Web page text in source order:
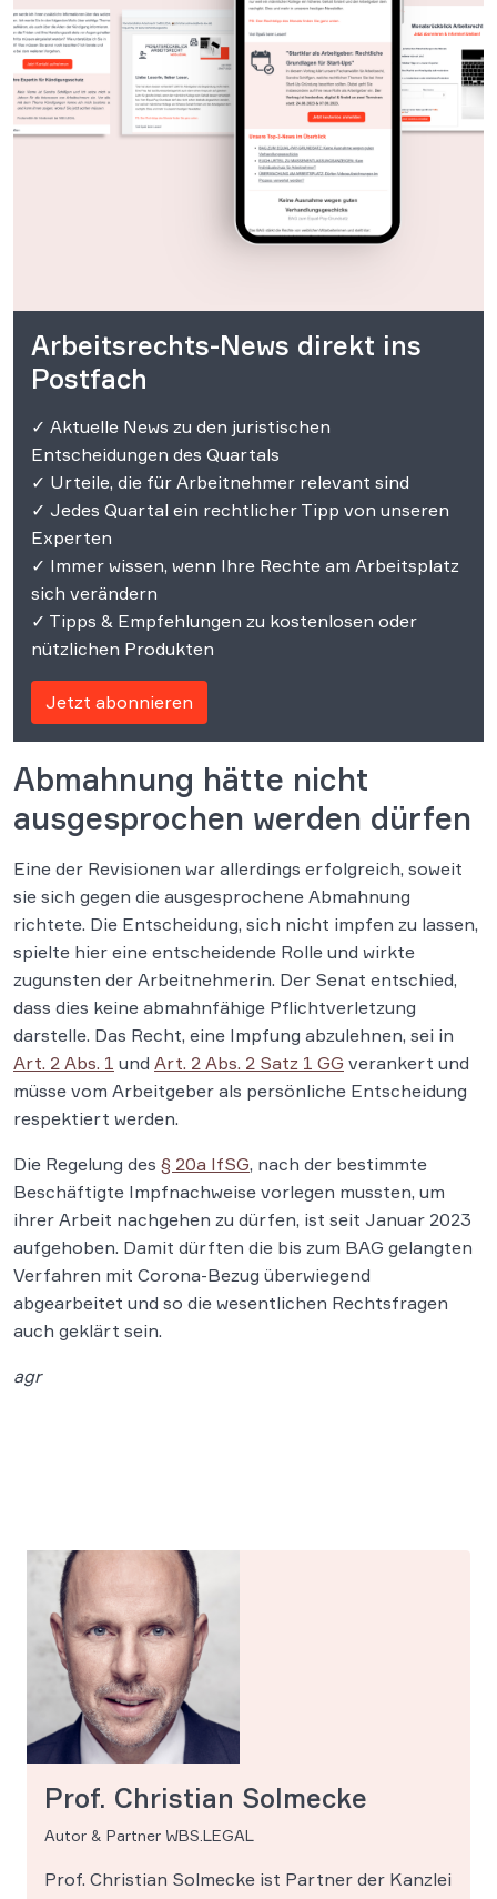
Arbeitsrechts-News direkt ins
Postfach
✓ Aktuelle News zu den juristischen
Entscheidungen des Quartals
✓ Urteile, die für Arbeitnehmer relevant sind
✓ Jedes Quartal ein rechtlicher Tipp von unseren
Experten
✓ Immer wissen, wenn Ihre Rechte am Arbeitsplatz
sich verändern
✓ Tipps & Empfehlungen zu kostenlosen oder
nützlichen Produkten
Jetzt abonnieren
Abmahnung hätte nicht
ausgesprochen werden dürfen
Eine der Revisionen war allerdings erfolgreich, soweit
sie sich gegen die ausgesprochene Abmahnung
richtete. Die Entscheidung, sich nicht impfen zu lassen,
spielte hier eine entscheidende Rolle und wirkte
zugunsten der Arbeitnehmerin. Der Senat entschied,
dass dies keine abmahnfähige Pflichtverletzung
darstelle. Das Recht, eine Impfung abzulehnen, sei in
Art. 2 Abs. 1 und Art. 2 Abs. 2 Satz 1 GG verankert und
müsse vom Arbeitgeber als persönliche Entscheidung
respektiert werden.
Die Regelung des § 20a IfSG, nach der bestimmte
Beschäftigte Impfnachweise vorlegen mussten, um
ihrer Arbeit nachgehen zu dürfen, ist seit Januar 2023
aufgehoben. Damit dürften die bis zum BAG gelangten
Verfahren mit Corona-Bezug überwiegend
abgearbeitet und so die wesentlichen Rechtsfragen
auch geklärt sein.
agr
Prof. Christian Solmecke
Autor & Partner WBS.LEGAL
Prof. Christian Solmecke ist Partner der Kanzlei